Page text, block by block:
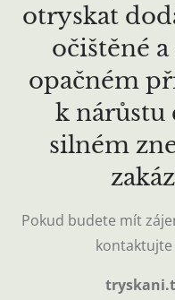
otryskat
očištěné
opačném
k nárůstu
silném
Pokud budete mít